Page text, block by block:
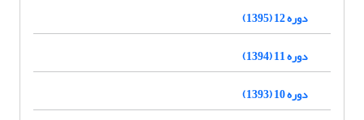
دوره 12 (1395)
دوره 11 (1394)
دوره 10 (1393)